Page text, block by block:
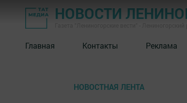
НОВОСТИ
Главная Контакты Реклама
НОВОСТНАЯ ЛЕНТА